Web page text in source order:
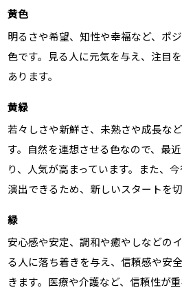
黄色
明るさや希望、知性や幸福など、ポ
色です。見る人に元気を与え、注目
あります。
黄緑
若々しさや新鮮さ、未熟さや成長な
す。自然を連想させる色なので、最
り、人気が高まっています。また、
演出できるため、新しいスタートを
緑
安心感や安定、調和や癒やしなどの
る人に落ち着きを与え、信頼感や安
きます。医療や介護など、信頼性が